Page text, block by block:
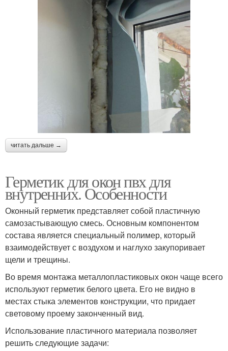
читать дальше →
Герметик для окон пвх для
внутренних. Особенности
Оконный герметик представляет собой пластичную
самозастывающую смесь. Основным компонентом
состава является специальный полимер, который
взаимодействует с воздухом и наглухо закупоривает
щели и трещины.
Во время монтажа металлопластиковых окон чаще всего
используют герметик белого цвета. Его не видно в
местах стыка элементов конструкции, что придает
световому проему законченный вид.
Использование пластичного материала позволяет
решить следующие задачи: